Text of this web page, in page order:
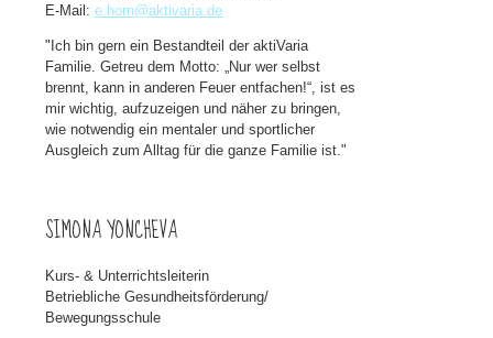
E-Mail: e.horn@aktivaria.de
"Ich bin gern ein Bestandteil der aktiVaria
Familie. Getreu dem Motto: „Nur wer selbst
brennt, kann in anderen Feuer entfachen!“, ist es
mir wichtig, aufzuzeigen und näher zu bringen,
wie notwendig ein mentaler und sportlicher
Ausgleich zum Alltag für die ganze Familie ist."
SIMONA YONCHEVA
Kurs- & Unterrichtsleiterin
Betriebliche Gesundheitsförderung/
Bewegungsschule